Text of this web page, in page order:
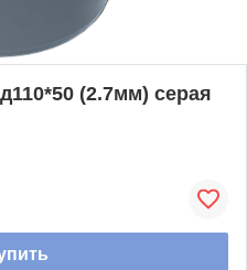
(2.7мм) серая